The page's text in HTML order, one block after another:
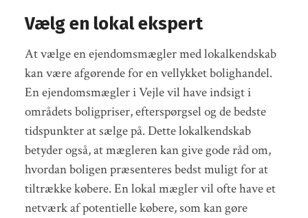
Vælg en lokal ekspert
At vælge en ejendomsmægler med lokalkendskab
kan være afgørende for en vellykket bolighandel.
En ejendomsmægler i Vejle vil have indsigt i
områdets boligpriser, efterspørgsel og de bedste
tidspunkter at sælge på. Dette lokalkendskab
betyder også, at mægleren kan give gode råd om,
hvordan boligen præsenteres bedst muligt for at
tiltrække købere. En lokal mægler vil ofte have et
netværk af potentielle købere, som kan gøre